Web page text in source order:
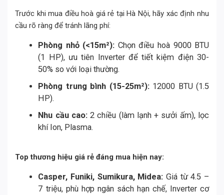
Trước khi mua điều hoà giá rẻ tại Hà Nội, hãy xác định nhu
cầu rõ ràng để tránh lãng phí:
Phòng nhỏ (<15m²): Chọn điều hoà 9000 BTU
(1 HP), ưu tiên Inverter để tiết kiệm điện 30-
50% so với loại thường.
Phòng trung bình (15-25m²):12000 BTU (1.5
HP).
Nhu cầu cao:2 chiều (làm lạnh + sưởi ấm), lọc
khí Ion, Plasma.
Top thương hiệu giá rẻ đáng mua hiện nay:
Casper, Funiki, Sumikura, Midea: Giá từ 4.5 –
7 triệu, phù hợp ngân sách hạn chế, Inverter cơ